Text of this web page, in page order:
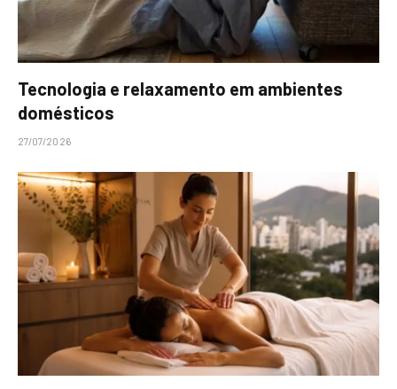
Tecnologia e relaxamento em ambientes
domésticos
27/07/2026